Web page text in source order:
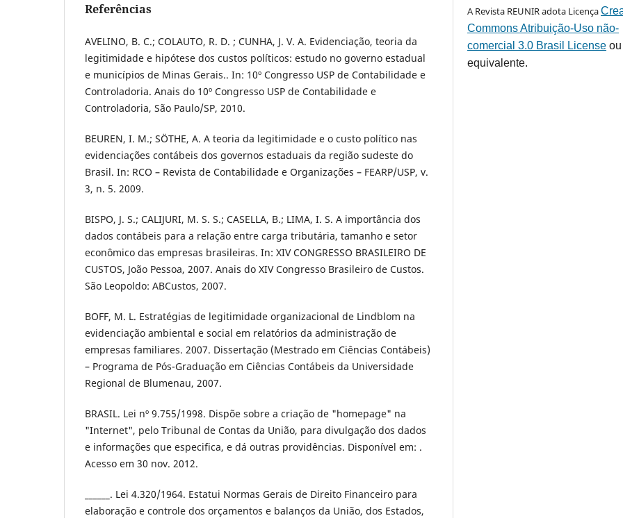
Referências
AVELINO, B. C.; COLAUTO, R. D. ; CUNHA, J. V. A. Evidenciação, teoria da
legitimidade e hipótese dos custos políticos: estudo no governo estadual
e municípios de Minas Gerais.. In: 10º Congresso USP de Contabilidade e
Controladoria. Anais do 10º Congresso USP de Contabilidade e
Controladoria, São Paulo/SP, 2010.
BEUREN, I. M.; SÖTHE, A. A teoria da legitimidade e o custo político nas
evidenciações contábeis dos governos estaduais da região sudeste do
Brasil. In: RCO – Revista de Contabilidade e Organizações – FEARP/USP, v.
3, n. 5. 2009.
BISPO, J. S.; CALIJURI, M. S. S.; CASELLA, B.; LIMA, I. S. A importância dos
dados contábeis para a relação entre carga tributária, tamanho e setor
econômico das empresas brasileiras. In: XIV CONGRESSO BRASILEIRO DE
CUSTOS, João Pessoa, 2007. Anais do XIV Congresso Brasileiro de Custos.
São Leopoldo: ABCustos, 2007.
BOFF, M. L. Estratégias de legitimidade organizacional de Lindblom na
evidenciação ambiental e social em relatórios da administração de
empresas familiares. 2007. Dissertação (Mestrado em Ciências Contábeis)
– Programa de Pós-Graduação em Ciências Contábeis da Universidade
Regional de Blumenau, 2007.
BRASIL. Lei nº 9.755/1998. Dispõe sobre a criação de "homepage" na
"Internet", pelo Tribunal de Contas da União, para divulgação dos dados
e informações que especifica, e dá outras providências. Disponível em: .
Acesso em 30 nov. 2012.
______. Lei 4.320/1964. Estatui Normas Gerais de Direito Financeiro para
elaboração e controle dos orçamentos e balanços da União, dos Estados,
A Revista REUNIR adota Licença
Commons Atribuição-Uso não-
comercial 3.0 Brasil License
equivalente.